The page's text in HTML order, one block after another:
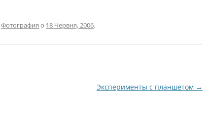
Фотография о 18 Червня, 2006.
Эксперименты с планшетом →